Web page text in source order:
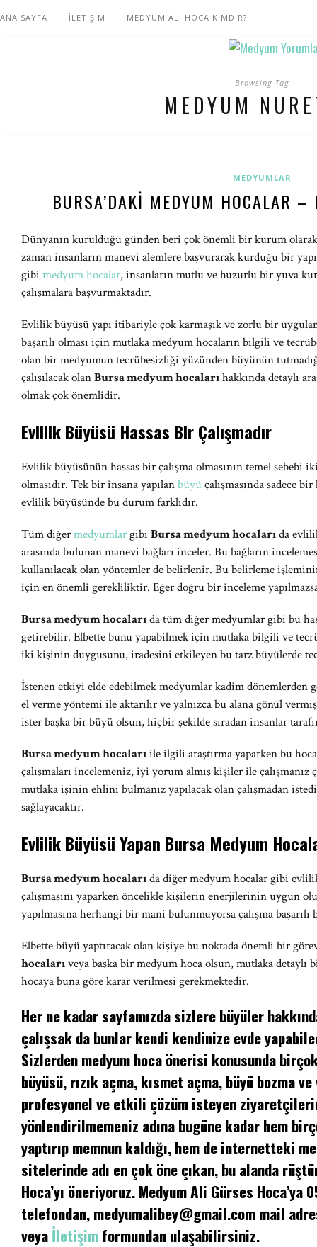
ANA SAYFA İLETİŞİM MEDYUM ALİ HOCA KİMDİR?
Browsing Tag
MEDYUM
MEDYUMLAR
BURSA’DAKI MEDYUM HOCALAR
Dünyanın kurulduğu günden beri çok önemli bir kurum
zaman insanların manevi alemlere başvurarak kurduğu bir
gibi medyum hocalar, insanların mutlu ve huzurlu bir yuva
çalışmalara başvurmaktadır.
Evlilik büyüsü yapı itibariyle çok karmaşık ve zorlu bir
başarılı olması için mutlaka medyum hocaların bilgili ve
olan bir medyumun tecrübesizliği yüzünden büyünün
çalışılacak olanBursa medyum hocalarıhakkında detaylı
olmak çok önemlidir.
Evlilik Büyüsü Hassas Bir Çalışmadır
Evlilik büyüsünün hassas bir çalışma olmasının temel
olmasıdır. Tek bir insana yapılanbüyü çalışmasında sadece
evlilik büyüsünde bu durum farklıdır.
Tüm diğermedyumlargibi Bursa medyum hocalarıda
arasında bulunan manevi bağları inceler. Bu bağların
kullanılacak olan yöntemler de belirlenir. Bu belirleme
için en önemli gerekliliktir. Eğer doğru bir inceleme
Bursa medyum hocalarıda tüm diğer medyumlar gibi bu
getirebilir. Elbette bunu yapabilmek için mutlaka bilgili ve
iki kişinin duygusunu, iradesini etkileyen bu tarz büyülerde
İstenen etkiyi elde edebilmek medyumlar kadim dönemlerden
el verme yöntemi ile aktarılır ve yalnızca bu alana gönül
ister başka bir büyü olsun, hiçbir şekilde sıradan insanlar
Bursa medyum hocalarıile ilgili araştırma yaparken bu
çalışmaları incelemeniz, iyi yorum almış kişiler ile
mutlaka işinin ehlini bulmanız yapılacak olan çalışmadan
sağlayacaktır.
Evlilik Büyüsü Yapan Bursa Medyum
Bursa medyum hocalarıda diğer medyum hocalar gibi
çalışmasını yaparken öncelikle kişilerin enerjilerinin uygun
yapılmasına herhangi bir mani bulunmuyorsa çalışma
Elbette büyü yaptıracak olan kişiye bu noktada önemli bir
hocalarıveya başka bir medyum hoca olsun, mutlaka detaylı
hocaya buna göre karar verilmesi gerekmektedir.
Her ne kadar sayfamızda sizlere büyüler
çalışsak da bunlar kendi kendinize evde
Sizlerden medyum hoca önerisi konusunda
büyüsü, rızık açma, kısmet açma, büyü bozma
profesyonel ve etkili çözüm isteyen
yönlendirilmemeniz adına bugüne kadar hem
yaptırıp memnun kaldığı, hem de internetteki
sitelerinde adı en çok öne çıkan, bu alanda
Hoca’yı öneriyoruz. Medyum Ali Gürses Hoca’ya
telefondan,medyumalibey@gmail.commail
veyaİletişimformundan ulaşabilirsiniz.